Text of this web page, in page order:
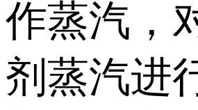
作蒸汽，
剂蒸汽进